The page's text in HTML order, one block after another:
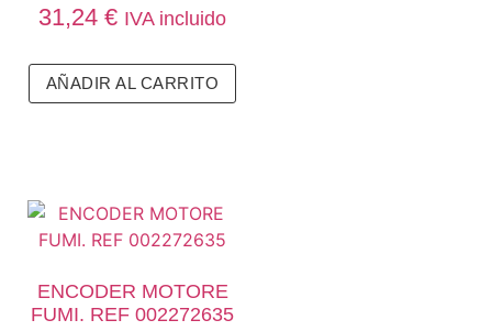
31,24€ IVA incluido
AÑADIR AL CARRITO
ENCODER MOTORE
FUMI. REF 002272635